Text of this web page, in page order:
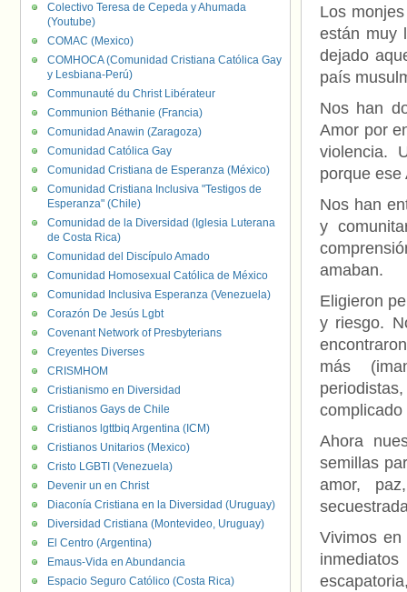
Los
están muy
dejado
país
Nos han
Amor por
violencia.
porque ese
Nos han
y
amaban.
Eligieron
y riesgo.
más
Ahora
semillas
amor,
Vivimos
Colectivo Teresa de Cepeda y Ahumada
(Youtube)
COMAC (Mexico)
COMHOCA (Comunidad Cristiana Católica Gay
y Lesbiana-Perú)
Communauté du Christ Libérateur
Communion Béthanie (Francia)
Comunidad Anawin (Zaragoza)
Comunidad Católica Gay
Comunidad Cristiana de Esperanza (México)
Comunidad Cristiana Inclusiva "Testigos de
Esperanza" (Chile)
Comunidad de la Diversidad (Iglesia Luterana
de Costa Rica)
Comunidad del Discípulo Amado
Comunidad Homosexual Católica de México
Comunidad Inclusiva Esperanza (Venezuela)
Corazón De Jesús Lgbt
Covenant Network of Presbyterians
Creyentes Diverses
CRISMHOM
Cristianismo en Diversidad
Cristianos Gays de Chile
Cristianos lgttbiq Argentina (ICM)
Cristianos Unitarios (Mexico)
Cristo LGBTI (Venezuela)
Devenir un en Christ
Diaconía Cristiana en la Diversidad (Uruguay)
Diversidad Cristiana (Montevideo, Uruguay)
El Centro (Argentina)
Emaus-Vida en Abundancia
Espacio Seguro Católico (Costa Rica)